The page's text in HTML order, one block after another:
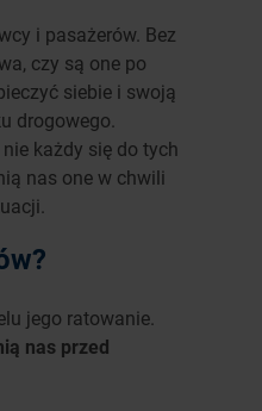
i pasażerów. Bez
czy są one po
siebie i swoją
drogowego.
każdy się do tych
nas one w chwili
jego ratowanie.
nas przed